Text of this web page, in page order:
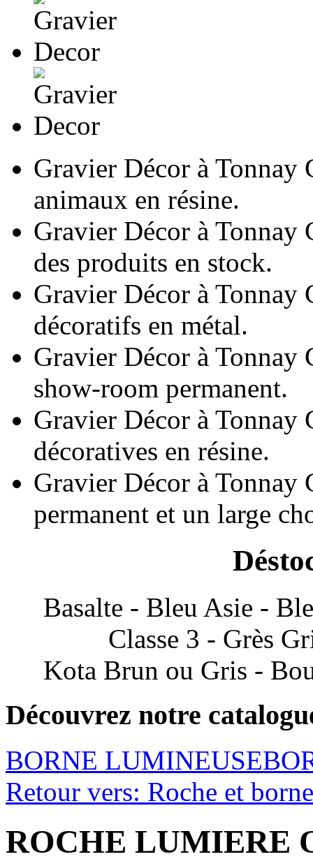
Gravier Décor à Tonnay
animaux en résine.
Gravier Décor à Tonnay
des produits en stock.
Gravier Décor à Tonnay
décoratifs en métal.
Gravier Décor à Tonnay
show-room permanent.
Gravier Décor à Tonnay
décoratives en résine.
Gravier Décor à Tonnay
permanent et un large
Basalte - Bleu Asie -
Classe 3 - Grès
Kota Brun ou Gris -
Découvrez notre
BORNE LUMINEUSE
Retour vers: Roche et
ROCHE LUMIERE